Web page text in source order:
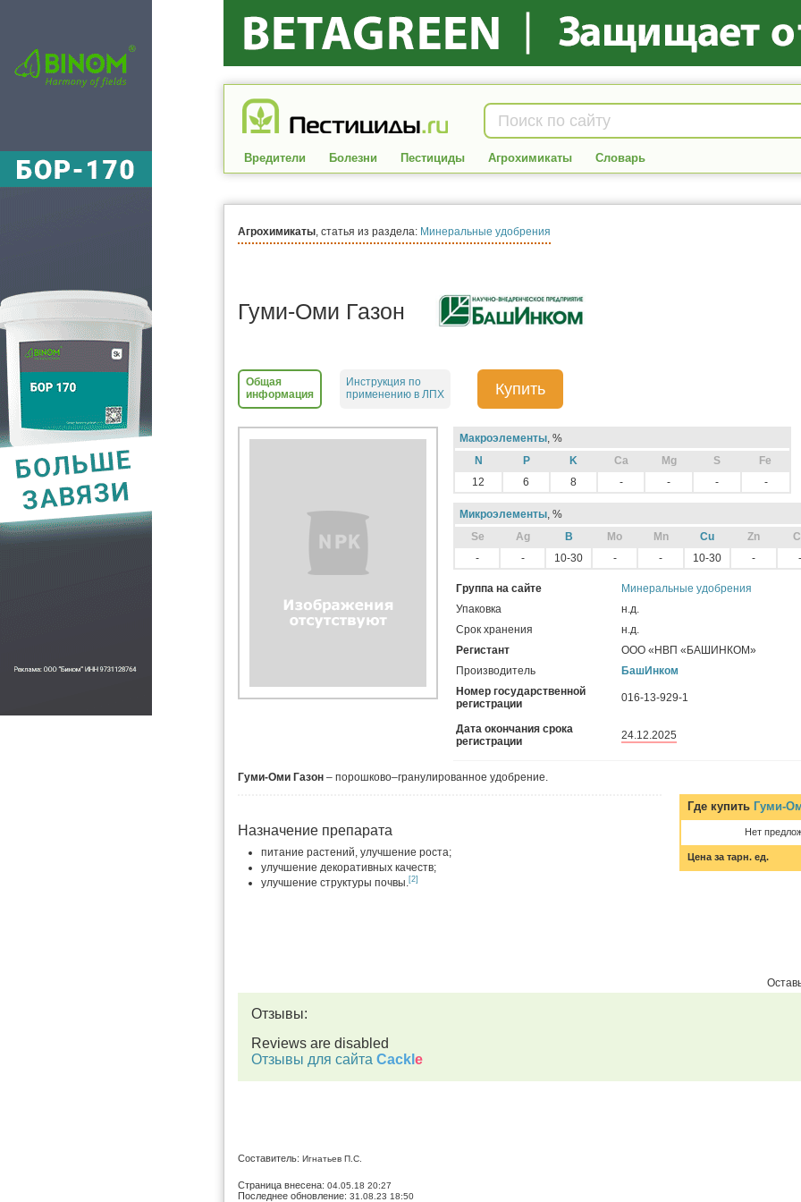
Вредители Болезни Пестициды Агрохимикаты Словарь
Агрохимикаты, статья из раздела: Минеральные удобрения
Гуми-Оми Газон
Общая
информация
Инструкция по
применению в ЛПХ
Купить
Макроэлементы, %
N
P K Ca Mg S
Fe
12
6 8 - - - -
Микроэлементы, %
Sе
Ag B Mo Mn Cu Zn
-
- 10-30 - - 10-30 - -
Группа на сайте
Минеральные удобрения
Упаковка
н.д.
Срок хранения
н.д.
Регистант
ООО «НВП «БАШИНКОМ»
Производитель
БашИнком
Номер государственной
регистрации
016-13-929-1
Дата окончания срока
регистрации
24.12.2025
Гуми-Оми Газон – порошково–гранулированное удобрение.
Где купить Гуми-
Нет
Цена за тарн. ед.
Назначение препарата
питание растений, улучшение роста;
улучшение декоративных качеств;
улучшение структуры почвы.[2]
Отзывы:
Reviews are disabled
Отзывы для сайта Cackl e
Составитель: Игнатьев П.С.
Страница внесена: 04.05.18 20:27
Последнее обновление: 31.08.23 18:50